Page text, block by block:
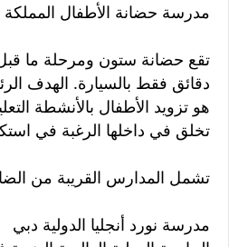
مدرسة حضانة الأطفال المملكة IMPZ
دقائق فقط بالسيارة. الهدف
هو تزويد الأطفال بالأنشطة
تخلق في داخلها الرغبة في
تشمل المدارس القريبة من الضاحية 10
مدرسة نورد أنجليا الدولية دبي